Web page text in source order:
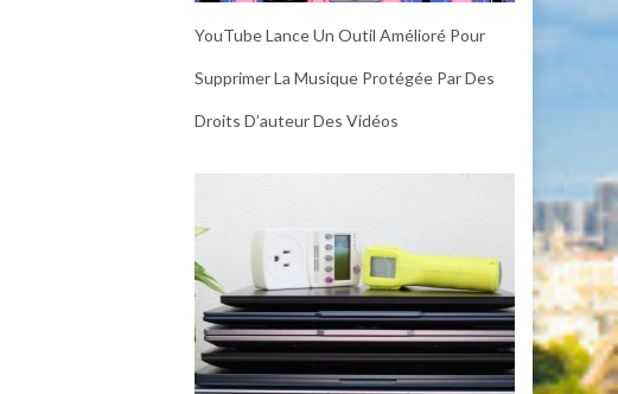
YouTube Lance Un Outil Amélioré Pour
Supprimer La Musique Protégée Par Des
Droits D’auteur Des Vidéos